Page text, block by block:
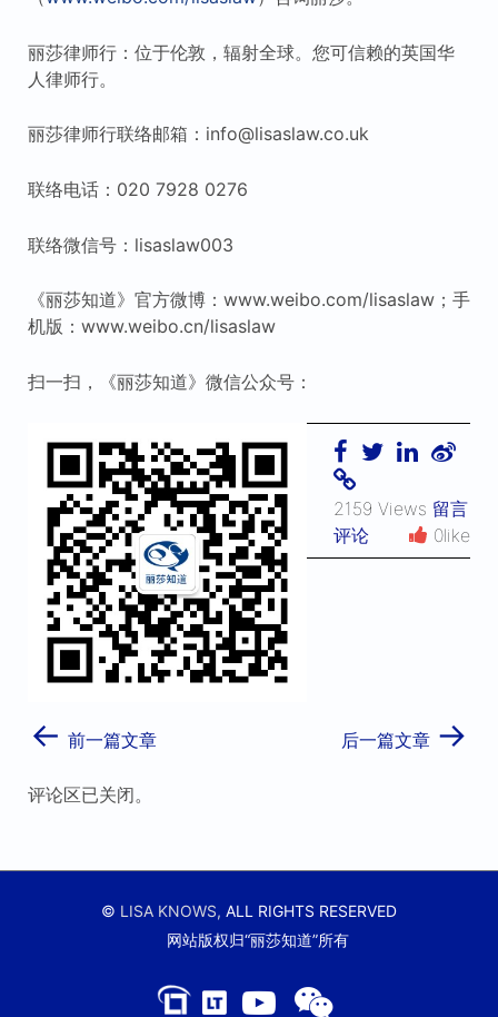
丽莎律师行：位于伦敦，辐射全球。您可信赖的英国华
人律师行。
丽莎律师行联络邮箱：info@lisaslaw.co.uk
联络电话：020 7928 0276
联络微信号：lisaslaw003
《丽莎知道》官方微博：www.weibo.com/lisaslaw；手
机版：www.weibo.cn/lisaslaw
扫一扫，《丽莎知道》微信公众号：
2159 Views 留言
评论
0like
← 前一篇文章 后一篇文章 →
评论区已关闭。
© LISA KNOWS, ALL RIGHTS RESERVED
网站版权归“丽莎知道”所有